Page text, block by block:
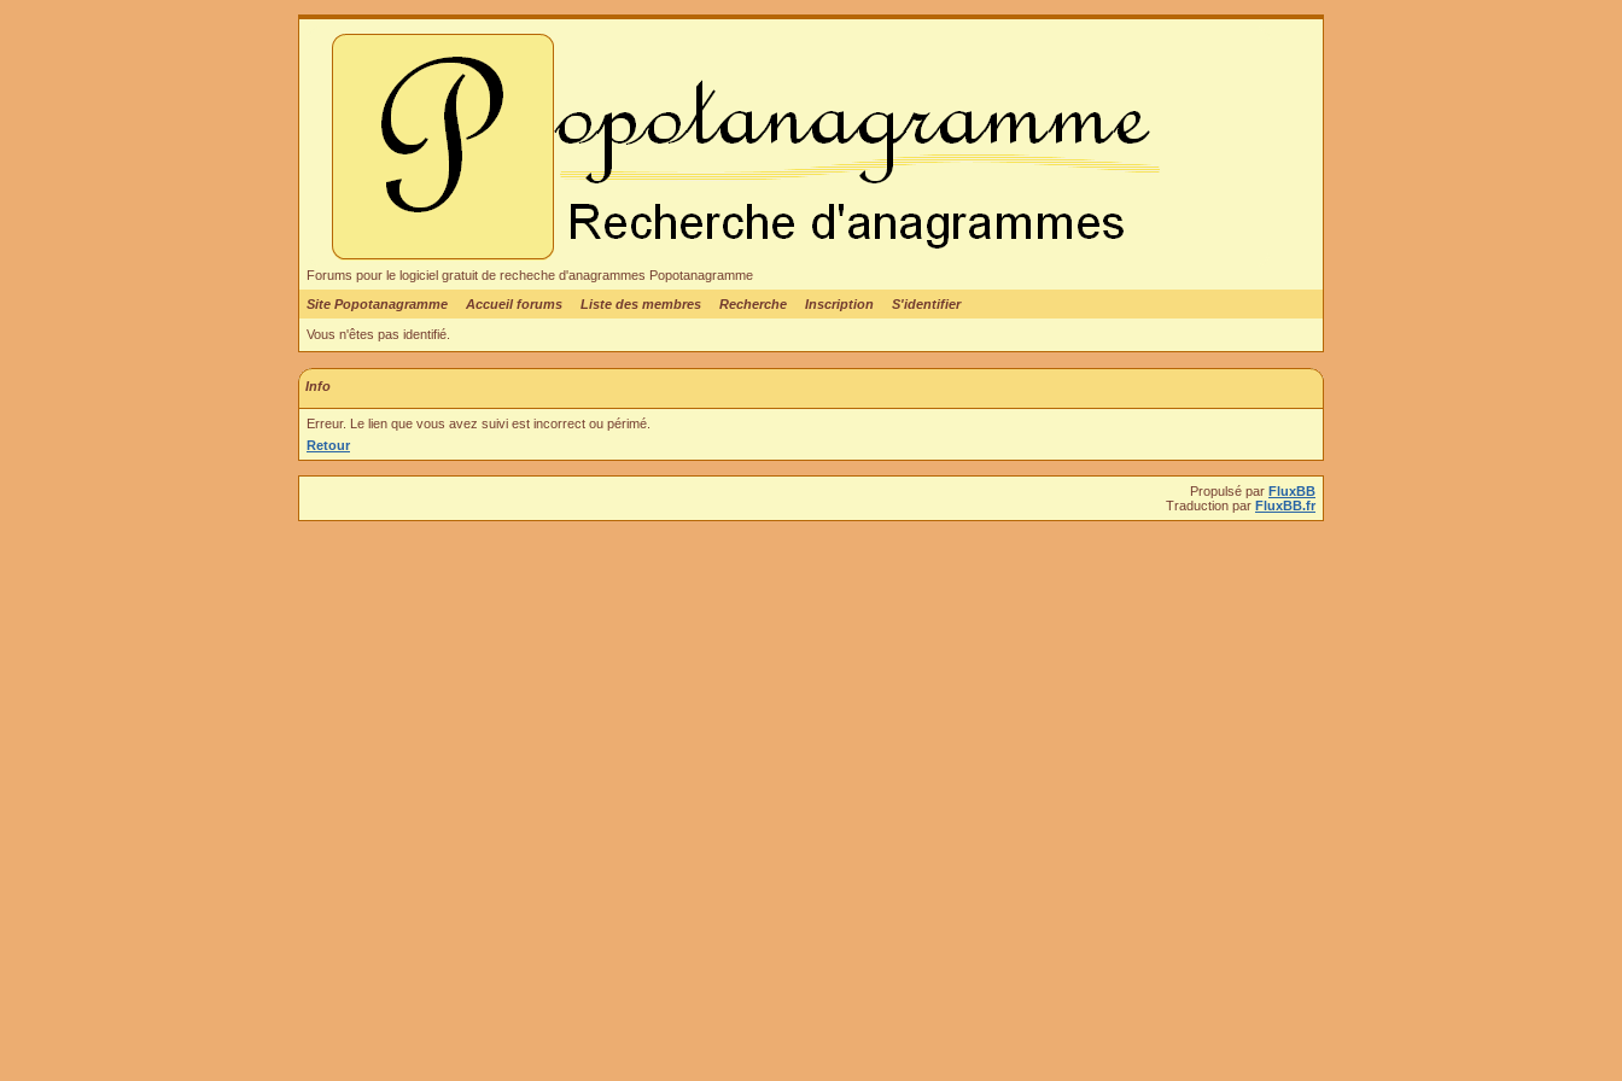
Forums pour le logiciel gratuit de recheche d'anagrammes Popotanagramme
Site Popotanagramme
Accueil forums Liste des membres Recherche Inscription S'identifier
Vous n'êtes pas identifié.
Info
Erreur. Le lien que vous avez suivi est incorrect ou périmé.
Retour
Propulsé par FluxBB
Traduction par FluxBB.fr